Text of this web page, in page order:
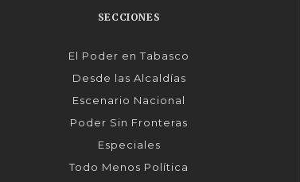
SECCIONES
El Poder en Tabasco
Desde las Alcaldías
Escenario Nacional
Poder Sin Fronteras
Especiales
Todo Menos Política